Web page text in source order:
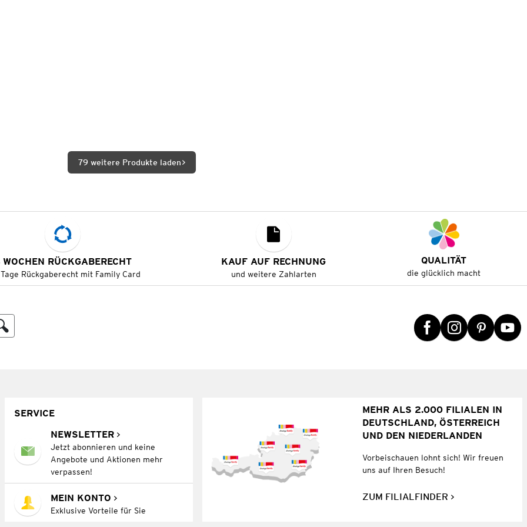
79 weitere Produkte laden
RÜCKGABERECHT
Rückgaberecht mit Family Card
KAUF AUF RECHNUNG
und weitere Zahlarten
QUALITÄT
die glücklich macht
SERVICE
NEWSLETTER
Jetzt abonnieren und keine
Angebote und Aktionen mehr
verpassen!
MEIN KONTO
Exklusive Vorteile für Sie
MEHR ALS 2.000 FILIALEN IN
DEUTSCHLAND, ÖSTERREICH
UND DEN NIEDERLANDEN
Vorbeischauen lohnt sich! Wir freuen
uns auf Ihren Besuch!
ZUM FILIALFINDER